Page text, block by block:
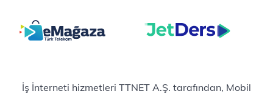
İş İnterneti hizmetleri TTNET A.Ş. tarafından, Mobil